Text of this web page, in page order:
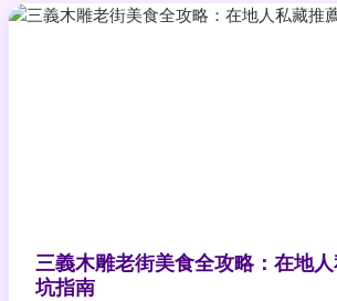
三義木雕老街美食全攻略：在地
坑指南